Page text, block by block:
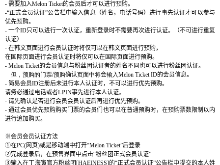
- 需要加入Melon Ticket的会员后才可以进行预购。
-“正式会员认证”公告栏中输入信息（姓名，电话号码）进行事先认证才可以参与
优先预购。
- 一个ID只可以进行一次认证 ，重新登录时不需要再次进行认证。（不可 进行重复
认证）
- 在韩文页面进行会员认证时将仅可以在韩文页面进行预购，
在国际页面进行会员认证时将仅可以在国际页面进行预购。
- Melon Ticket的会员信息与粉丝团认证者的姓名不同也可以进行粉丝团认证。
但， 预购的门票/预购确认页面中将会输入Melon Ticket ID的会员信息。
- 简易会员ID注册后未进行本人认证时，不可以进行优先预购。
请务必通过电话或者I-PIN事先进行本人认证。
- 请先确认是否进行会员会员认证后再进行优先预购。
-通过会员优先预购购买门票的会员们 也可以在普通预购时，在预购票数限制以内
进行追加 购买。
※会员会员认证方法
①在PC(网页)或是移动端中打 开“Melon Ticket”后登录
②完成登录后，在预售界面中点击“粉丝团正式会员认证”
③输入在 丁海寅官方粉丝团 [HAEINESS]的“正式会员认证”公告栏中提交的本人姓